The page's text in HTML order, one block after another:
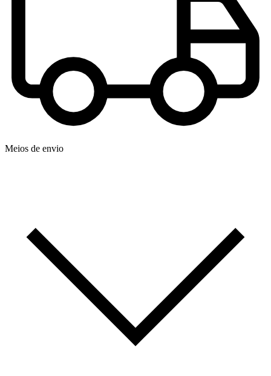
Meios de envio